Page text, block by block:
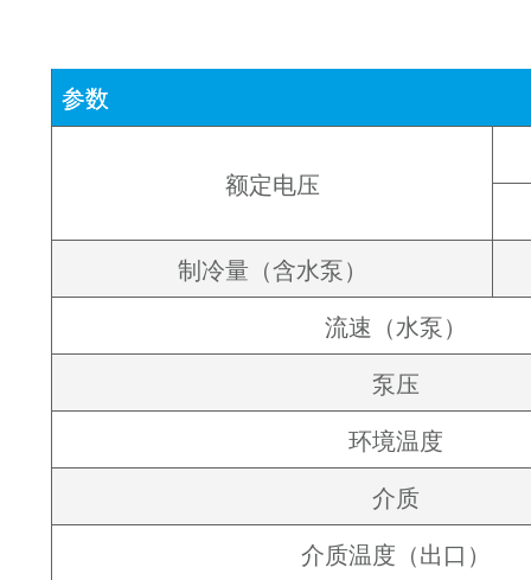
参数
额定电压
制冷量（含水泵）
流速（水泵）
泵压
环境温度
介质
介质温度（出口）